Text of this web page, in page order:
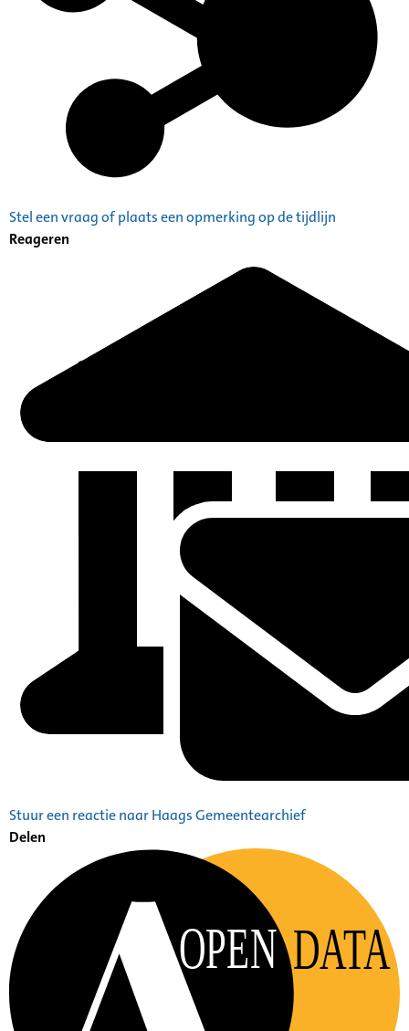
Stel een vraag of plaats een opmerking op de tijdlijn
Reageren
Stuur een reactie naar Haags Gemeentearchief
Delen
OPEN DATA